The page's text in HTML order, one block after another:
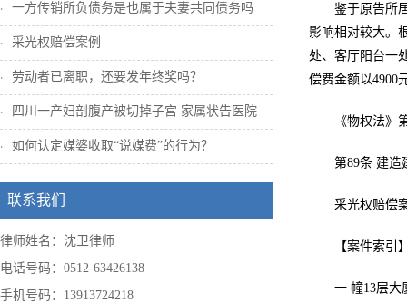
一方传销所负债务是也属于夫妻共同债务吗
采光权赔偿案例
劳动者已离职，还要发年终奖吗？
四川一产妇剖腹产被切掉子宫 家属状告医院
如何认定媒婆收取“说媒费”的行为？
联系我们
律师姓名：沈卫律师
电话号码：0512-63426138
手机号码：13913724218
鉴于原告所
影响相对较大。
处、客厅阳台一
偿费金额以4900
《物权法》
第89条 建造
采光权赔偿
【案件索引
一 幢13层大